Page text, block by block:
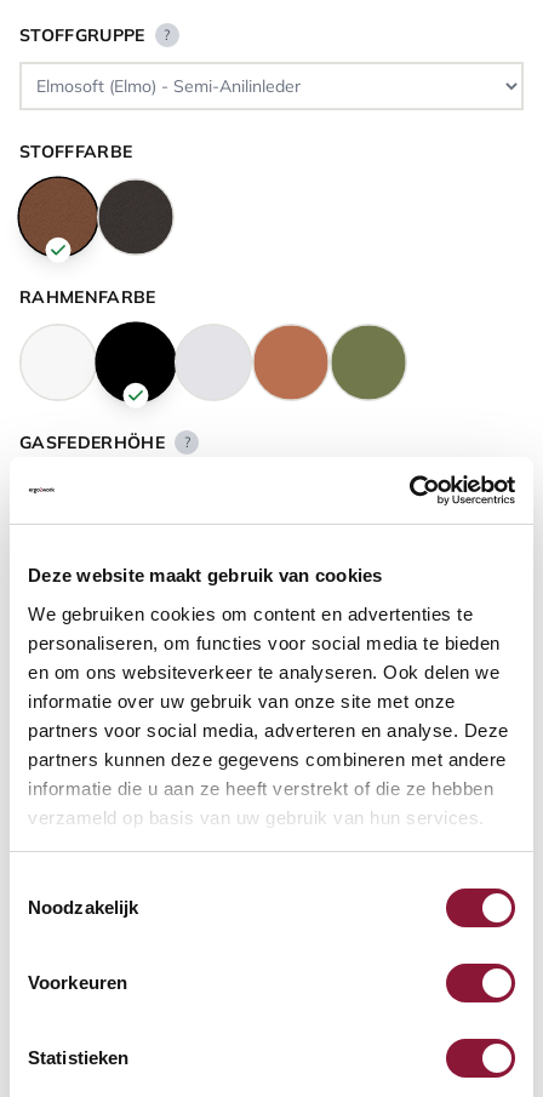
Deze website maakt gebruik van cookies
We gebruiken cookies om content en advertenties te
personaliseren, om functies voor social media te bieden
en om ons websiteverkeer te analyseren. Ook delen we
informatie over uw gebruik van onze site met onze
partners voor social media, adverteren en analyse. Deze
partners kunnen deze gegevens combineren met andere
informatie die u aan ze heeft verstrekt of die ze hebben
verzameld op basis van uw gebruik van hun services.
Noodzakelijk
Voorkeuren
Statistieken
STOFFGRUPPE ?
STOFFFARBE
RAHMENFARBE
GASFEDERHÖHE ?
FUSSRING ?
FUSSRING AUS POLIERTEM ALUMINIUM ?
Verfügbar